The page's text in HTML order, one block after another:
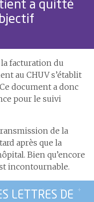
a quitté
facturation du
au CHUV s’établit
document a donc
pour le suivi
de la
après que la
Bien qu’encore
incontournable.
LETTRES DE